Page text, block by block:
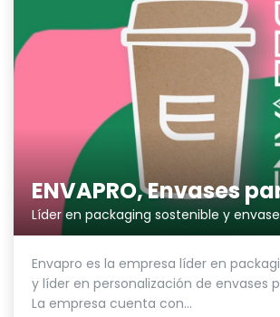
Envapro es la empresa líder en
y líder en personalización de envases
La empresa cuenta con...